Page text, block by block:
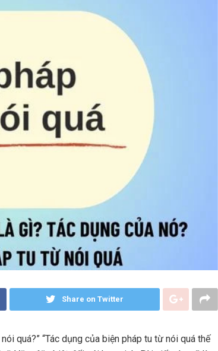
Share on Twitter
quá?” “Tác dụng của biện pháp tu từ nói quá thế